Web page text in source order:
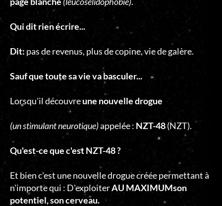
Qui dit rien écrire...
Dit: pas de revenus, plus de copine, vie de galère.
Sauf que toute sa vie va basculer...
Lorsqu'il découvreune nouvelle drogue
(un stimulant neurotique)appelée : NZT-48(NZT).
Qu'est-ce que c'est NZT-48 ?
Et bien c'est une nouvelle drogue créée permettant à
n'importe qui : D'exploiterAU MAXIMUMson
potentiel, son cerveau.